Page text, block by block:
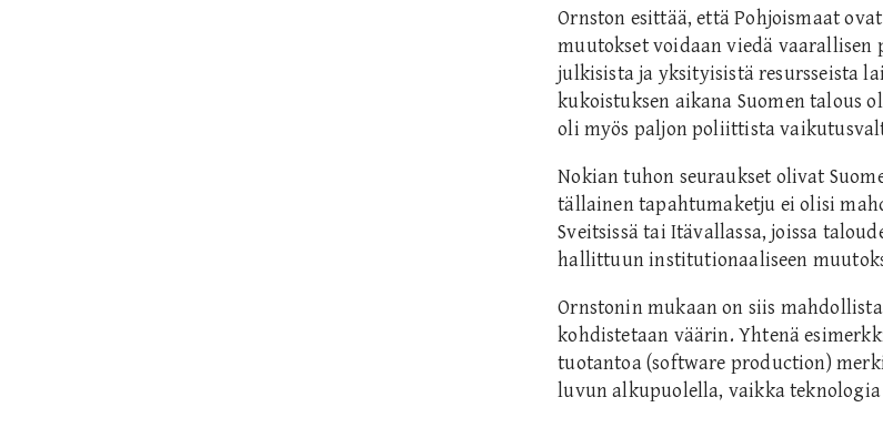
Ornston esittää, että Pohjoismaat
muutokset voidaan viedä vaarallisen
julkisista ja yksityisistä resursseista
kukoistuksen aikana Suomen talous
oli myös paljon poliittista
Nokian tuhon seuraukset olivat
tällainen tapahtumaketju ei olisi
Sveitsissä tai Itävallassa, joissa
hallittuun institutionaaliseen
Ornstonin mukaan on siis
kohdistetaan väärin. Yhtenä
tuotantoa (software production)
luvun alkupuolella, vaikka